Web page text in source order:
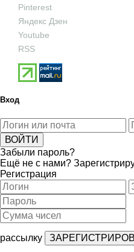
Pinterest
Яндекс Дзен
Youtube
RSS
Вход
Забыли пароль?
Ещё не с нами?
Регистрация
рассылку